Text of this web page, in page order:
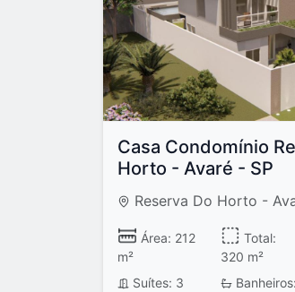
Casa Condomínio
Horto - Avaré - SP
Reserva Do Horto -
Área: 212
m²
Total:
320 m²
Suítes: 3
Banheiros: